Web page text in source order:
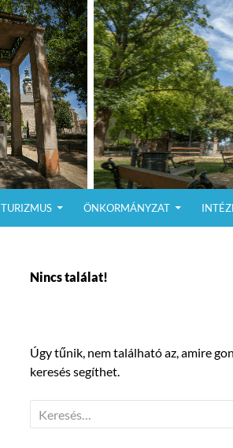
TURIZMUS ÖNKORMÁNYZAT
Nincs találat!
Úgy tűnik, nem található az, amire
keresés segíthet.
Keresés: